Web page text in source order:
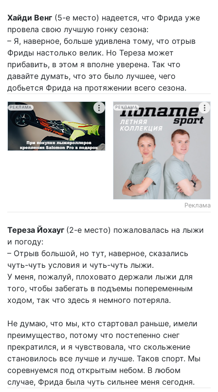
Хайди Венг (5-е место) надеется, что Фрида уже
провела свою лучшую гонку сезона:
– Я, наверное, больше удивлена тому, что отрыв
Фриды настолько велик. Но Тереза может
прибавить, в этом я вполне уверена. Так что
давайте думать, что это было лучшее, чего
добьется Фрида на протяжении всего сезона.
РЕКЛАМА РЕКЛАМА
Реклама
Тереза Йохауг (2-е место) пожаловалась на лыжи
и погоду:
– Отрыв большой, но тут, наверное, сказались
чуть-чуть условия и чуть-чуть лыжи.
У меня, пожалуй, плоховато держали лыжи для
того, чтобы забегать в подъемы попеременным
ходом, так что здесь я немного потеряла.
Не думаю, что мы, кто стартовал раньше, имели
преимущество, потому что постепенно снег
прекратился, и я чувствовала, что скольжение
становилось все лучше и лучше. Таков спорт. Мы
соревнуемся под открытым небом. В любом
случае, Фрида была чуть сильнее меня сегодня.